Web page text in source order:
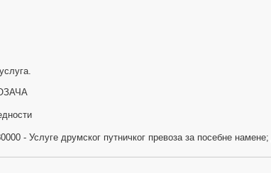
услуга.
- Услуге друмског путничког превоза за посебне намене;